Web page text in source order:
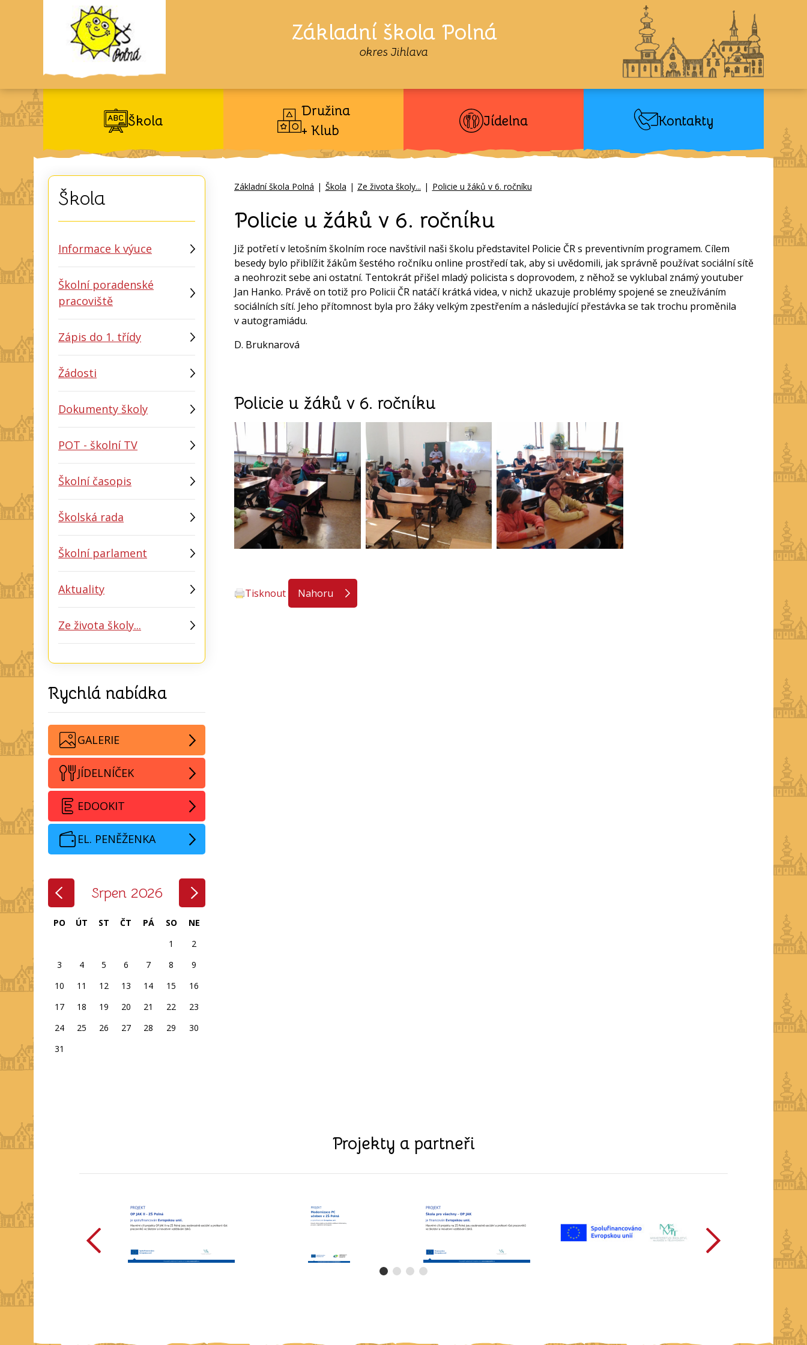
Základní škola Polná
okres Jihlava
Škola
Družina
+ Klub
Jídelna Kontakty
Základní škola Polná | Škola | Ze života školy... | Policie u žáků v 6. ročníku
Policie u žáků v 6. ročníku
Již potřetí v letošním školním roce navštívil naši školu představitel Policie ČR s preventivním programem. Cílem
besedy bylo přiblížit žákům šestého ročníku online prostředí tak, aby si uvědomili, jak správně používat sociální sítě
a neohrozit sebe ani ostatní. Tentokrát přišel mladý policista s doprovodem, z něhož se vyklubal známý youtuber
Jan Hanko. Právě on totiž pro Policii ČR natáčí krátká videa, v nichž ukazuje problémy spojené se zneužíváním
sociálních sítí. Jeho přítomnost byla pro žáky velkým zpestřením a následující přestávka se tak trochu proměnila
v autogramiádu.
D. Bruknarová
Policie u žáků v 6. ročníku
Tisknout Nahoru
Škola
Informace k výuce
Školní poradenské
pracoviště
Zápis do 1. třídy
Žádosti
Dokumenty školy
POT - školní TV
Školní časopis
Školská rada
Školní parlament
Aktuality
Ze života školy...
Rychlá nabídka
GALERIE
JÍDELNÍČEK
EDOOKIT
EL. PENĚŽENKA
Srpen 2026
PO ÚT ST ČT PÁ SO
NE
1
2
3
4 5 6 7 8
9
10
11 12 13 14 15
16
17
18 19 20 21 22
23
24
25 26 27 28 29
30
31
Projekty a partneři
předchozí